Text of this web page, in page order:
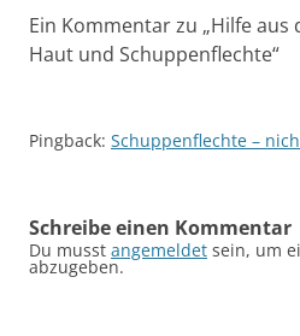
Ein Kommentar zu „Hilfe aus
Haut und Schuppenflechte“
Pingback: Schuppenflechte –
Schreibe einen Kommentar
Du musst angemeldet sein, um
abzugeben.